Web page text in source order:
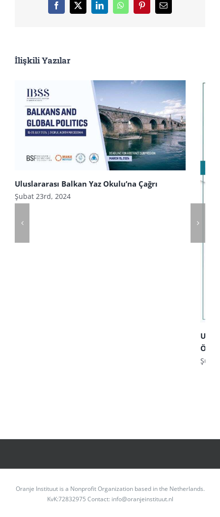
Facebook
X LinkedInWhatsAppPinterest
E-
İlişkili Yazılar
Uluslararası Balkan Yaz Okulu’na Çağrı
Şubat 23rd, 2024
Oranje Instituut is a Nonprofit Organization based in the Netherlands.
KvK:72832975 Contact: info@oranjeinstituut.nl